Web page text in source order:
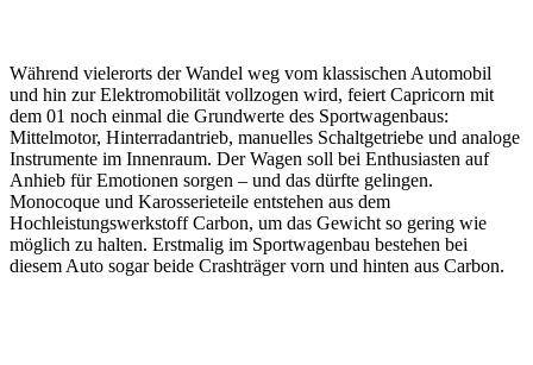
Während vielerorts der Wandel weg vom klassischen Automobil
und hin zur Elektromobilität vollzogen wird, feiert Capricorn mit
dem 01 noch einmal die Grundwerte des Sportwagenbaus:
Mittelmotor, Hinterradantrieb, manuelles Schaltgetriebe und analoge
Instrumente im Innenraum. Der Wagen soll bei Enthusiasten auf
Anhieb für Emotionen sorgen – und das dürfte gelingen.
Monocoque und Karosserieteile entstehen aus dem
Hochleistungswerkstoff Carbon, um das Gewicht so gering wie
möglich zu halten. Erstmalig im Sportwagenbau bestehen bei
diesem Auto sogar beide Crashträger vorn und hinten aus Carbon.